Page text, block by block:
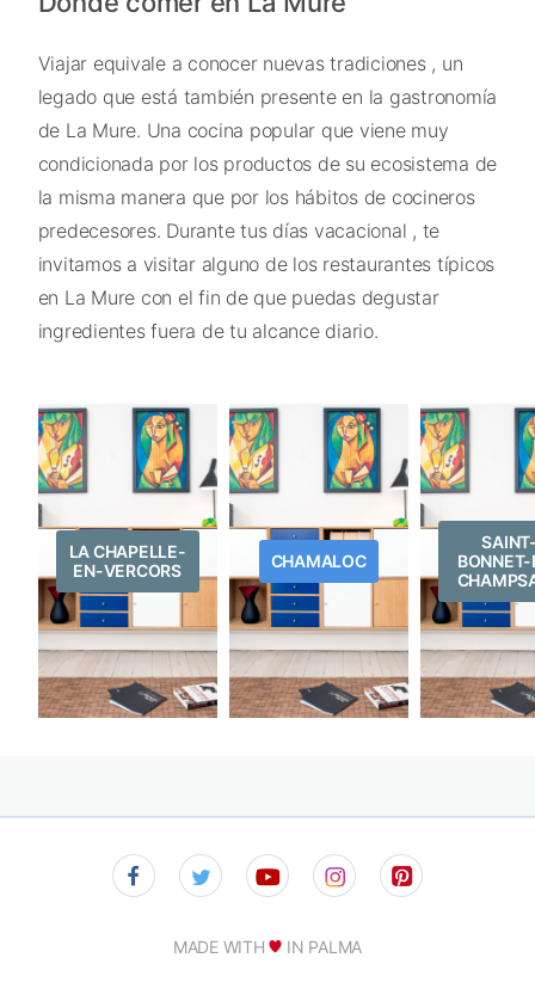
Viajar equivale a conocer nuevas tradiciones , un
legado que está también presente en la gastronomía
de La Mure. Una cocina popular que viene muy
condicionada por los productos de su ecosistema de
la misma manera que por los hábitos de cocineros
predecesores. Durante tus días vacacional , te
invitamos a visitar alguno de los restaurantes típicos
en La Mure con el fin de que puedas degustar
ingredientes fuera de tu alcance diario.
LA CHAPELLE-
EN-VERCORS
CHAMALOC
MADE WITH IN PALMA